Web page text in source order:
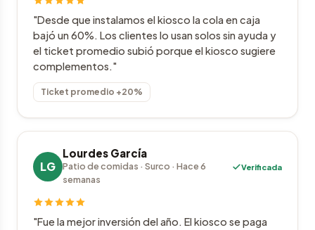
"Desde que instalamos el kiosco la cola en caja
bajó un 60%. Los clientes lo usan solos sin ayuda y
el ticket promedio subió porque el kiosco sugiere
complementos."
Ticket promedio +20%
LG
Lourdes García
Patio de comidas · Surco · Hace 6
semanas
Verificada
"Fue la mejor inversión del año. El kiosco se paga